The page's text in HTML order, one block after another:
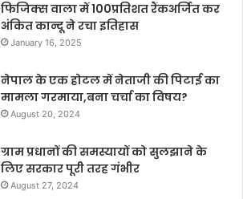
फिजिक्स वाला में 100प्रतिशत रैंकअर्जित कर
अंकित कान्दू ने रचा इतिहास
January 16, 2025
नेपाल के एक होटल में नेताजी की पिटाई का
मामला गरमाया,बना चर्चा का विषय?
August 20, 2024
ग्राम प्रधानों की समस्यायों को सुलझाने के
लिए सरकार पूरी तरह गंभीर
August 27, 2024